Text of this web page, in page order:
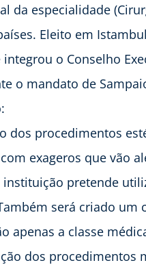
da especialidade
Eleito em
integrou o Conselho
o mandato de
dos procedimentos
exageros que vão
instituição pretende
será criado
apenas a classe
dos